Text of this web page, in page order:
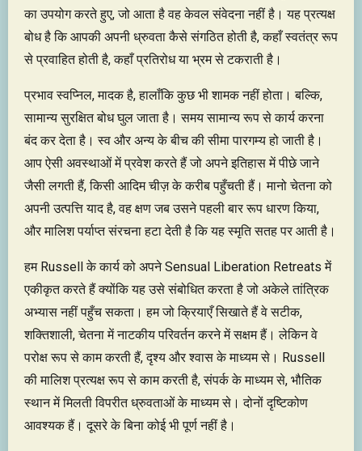
का उपयोग करते हुए, जो आता है वह केवल संवेदना नहीं है। यह प्रत्यक्ष
बोध है कि आपकी अपनी ध्रुवता कैसे संगठित होती है, कहाँ स्वतंत्र रूप
से प्रवाहित होती है, कहाँ प्रतिरोध या भ्रम से टकराती है।
प्रभाव स्वप्निल, मादक है, हालाँकि कुछ भी शामक नहीं होता। बल्कि,
सामान्य सुरक्षित बोध घुल जाता है। समय सामान्य रूप से कार्य करना
बंद कर देता है। स्व और अन्य के बीच की सीमा पारगम्य हो जाती है।
आप ऐसी अवस्थाओं में प्रवेश करते हैं जो अपने इतिहास में पीछे जाने
जैसी लगती हैं, किसी आदिम चीज़ के करीब पहुँचती हैं। मानो चेतना को
अपनी उत्पत्ति याद है, वह क्षण जब उसने पहली बार रूप धारण किया,
और मालिश पर्याप्त संरचना हटा देती है कि यह स्मृति सतह पर आती है।
हम Russell के कार्य को अपने Sensual Liberation Retreats में
एकीकृत करते हैं क्योंकि यह उसे संबोधित करता है जो अकेले तांत्रिक
अभ्यास नहीं पहुँच सकता। हम जो क्रियाएँ सिखाते हैं वे सटीक,
शक्तिशाली, चेतना में नाटकीय परिवर्तन करने में सक्षम हैं। लेकिन वे
परोक्ष रूप से काम करती हैं, दृश्य और श्वास के माध्यम से। Russell
की मालिश प्रत्यक्ष रूप से काम करती है, संपर्क के माध्यम से, भौतिक
स्थान में मिलती विपरीत ध्रुवताओं के माध्यम से। दोनों दृष्टिकोण
आवश्यक हैं। दूसरे के बिना कोई भी पूर्ण नहीं है।